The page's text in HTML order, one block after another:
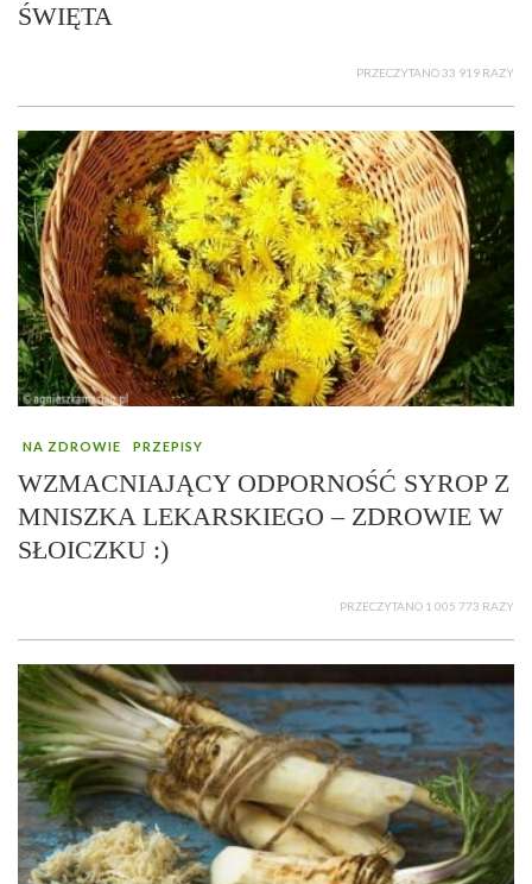
ŚWIĘTA
PRZECZYTANO 33 919 RAZY
NA ZDROWIE PRZEPISY
WZMACNIAJĄCY ODPORNOŚĆ SYROP Z
MNISZKA LEKARSKIEGO – ZDROWIE W
SŁOICZKU :)
PRZECZYTANO 1 005 773 RAZY